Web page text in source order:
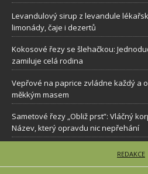
Levandulový sirup z levandule
limonády, čaje i dezertů
Kokosové řezy se šlehačkou:
zamiluje celá rodina
Vepřové na paprice zvládne každý a
měkkým masem
Sametové řezy „Obliž prst”: Vláčný
Název, který opravdu nic nepřehání
REDAKCE